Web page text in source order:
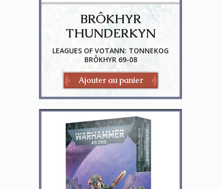
BRÔKHYR
THUNDERKYN
LEAGUES OF VOTANN: TONNEKOG
BRÔKHYR 69-08
Ajouter au panier